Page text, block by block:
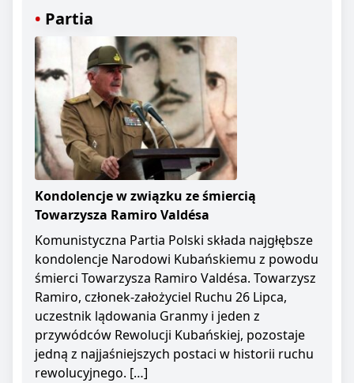
Partia
Kondolencje w związku ze śmiercią
Towarzysza Ramiro Valdésa
Komunistyczna Partia Polski składa najgłębsze
kondolencje Narodowi Kubańskiemu z powodu
śmierci Towarzysza Ramiro Valdésa. Towarzysz
Ramiro, członek-założyciel Ruchu 26 Lipca,
uczestnik lądowania Granmy i jeden z
przywódców Rewolucji Kubańskiej, pozostaje
jedną z najjaśniejszych postaci w historii ruchu
rewolucyjnego. […]